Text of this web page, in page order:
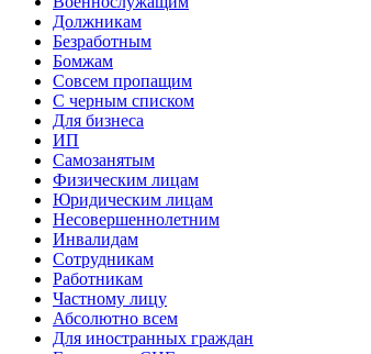
Должникам
Безработным
Бомжам
Совсем пропащим
С черным списком
Для бизнеса
ИП
Самозанятым
Физическим лицам
Юридическим лицам
Несовершеннолетним
Инвалидам
Сотрудникам
Работникам
Частному лицу
Абсолютно всем
Для иностранных граждан